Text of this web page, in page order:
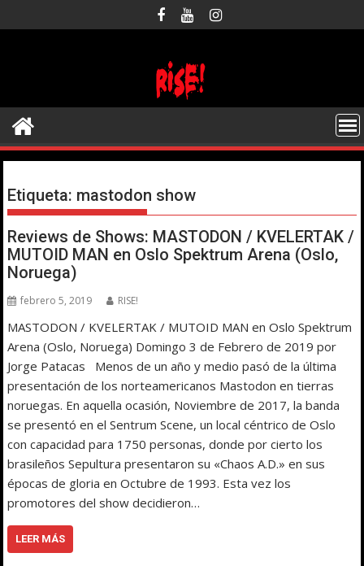
al
Etiqueta: mastodon show
Reviews de Shows: MASTODON / KVELERTAK /
MUTOID MAN en Oslo Spektrum Arena (Oslo,
Noruega)
febrero 5, 2019 RISE!
MASTODON / KVELERTAK / MUTOID MAN en Oslo Spektrum
Arena (Oslo, Noruega) Domingo 3 de Febrero de 2019 por
Jorge Patacas Menos de un año y medio pasó de la última
presentación de los norteamericanos Mastodon en tierras
noruegas. En aquella ocasión, Noviembre de 2017, la banda
se presentó en el Sentrum Scene, un local céntrico de Oslo
con capacidad para 1750 personas, donde por cierto los
brasileños Sepultura presentaron su «Chaos A.D.» en sus
épocas de gloria en Octubre de 1993. Esta vez los
promotores del show decidieron…
LEER MÁS